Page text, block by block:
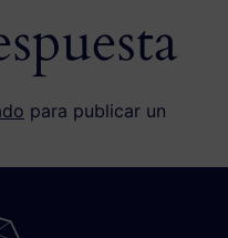
para publicar un